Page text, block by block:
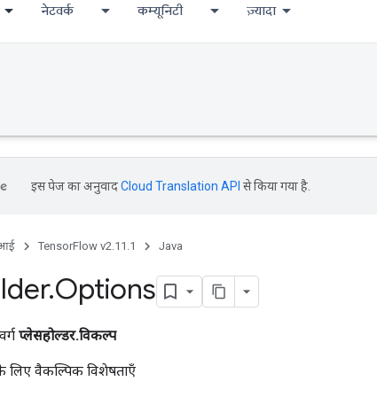
नेटवर्क कम्यूनिटी ज़्यादा
इस पेज का अनुवादCloud Translation API से किया गया है.
TensorFlow v2.11.1 Java
.Options
प्लेसहोल्डर.विकल्प
लिए वैकल्पिक विशेषताएँ